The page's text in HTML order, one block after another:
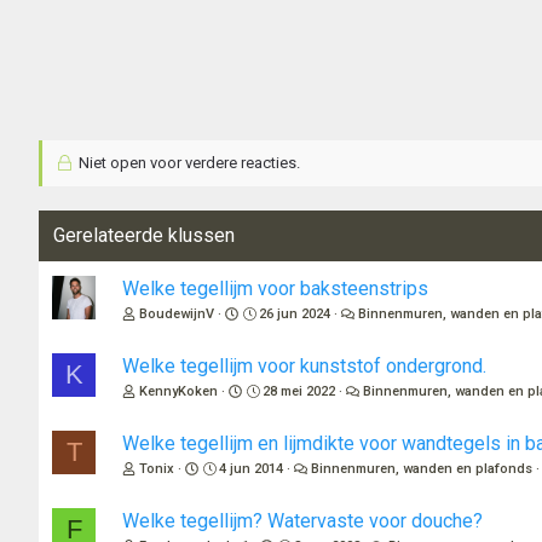
Niet open voor verdere reacties.
Gerelateerde klussen
Welke tegellijm voor baksteenstrips
BoudewijnV 26 jun 2024 Binnenmuren, wanden en
K Welke tegellijm voor kunststof ondergrond.
KennyKoken 28 mei 2022 Binnenmuren, wanden en
T Welke tegellijm en lijmdikte voor wandtegels in
Tonix 4 jun 2014 Binnenmuren, wanden en plafonds
F Welke tegellijm? Watervaste voor douche?